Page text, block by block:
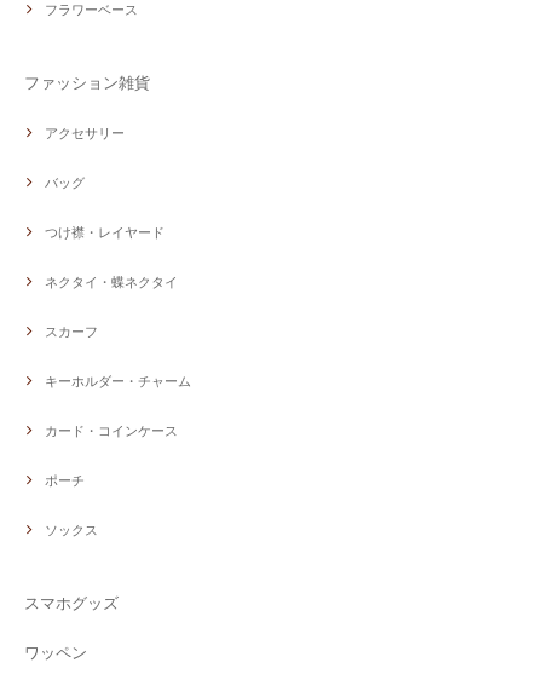
フラワーベース
ファッション雑貨
アクセサリー
バッグ
つけ襟・レイヤード
ネクタイ・蝶ネクタイ
スカーフ
キーホルダー・チャーム
カード・コインケース
ポーチ
ソックス
スマホグッズ
ワッペン